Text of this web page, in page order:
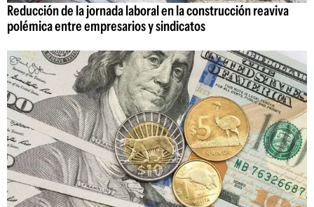
Reducción de la jornada laboral en la construcción reaviva
polémica entre empresarios y sindicatos